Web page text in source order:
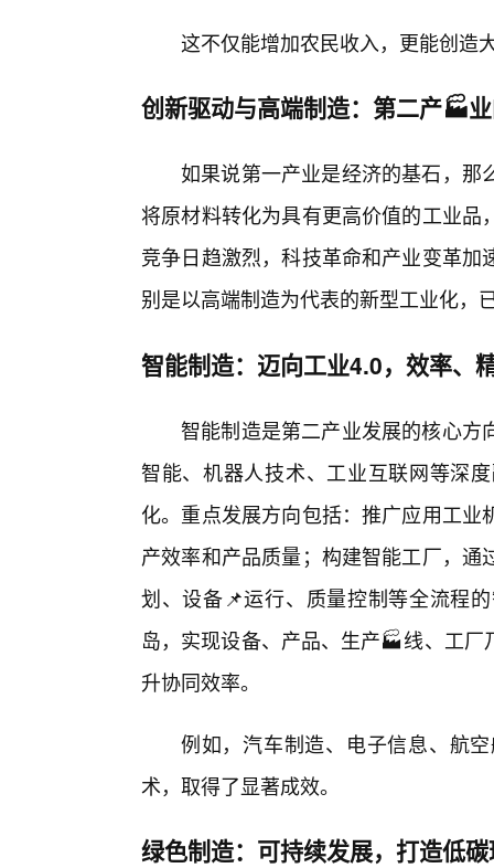
这不仅能增加农民收入，更能创造
创新驱动与高端制造：第二产🏭
如果说第一产业是经济的基石，那
将原材料转化为具有更高价值的工业
竞争日趋激烈，科技革命和产业变革
别是以高端制造为代表的新型工业化，
智能制造：迈向工业4.0，效率、
智能制造是第二产业发展的核心方
智能、机器人技术、工业互联网等深
化。重点发展方向包括：推广应用工
产效率和产品质量；构建智能工厂，
划、设备📌运行、质量控制等全流程
岛，实现设备、产品、生产🏭线、工
升协同效率。
例如，汽车制造、电子信息、航
术，取得了显著成效。
绿色制造：可持续发展，打造低